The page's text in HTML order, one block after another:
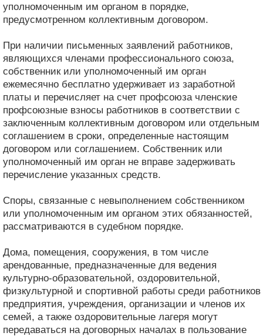
уполномоченным им органом в порядке,
предусмотренном коллективным договором.
При наличии письменных заявлений работников,
являющихся членами профессионального союза,
собственник или уполномоченный им орган
ежемесячно бесплатно удерживает из заработной
платы и перечисляет на счет профсоюза членские
профсоюзные взносы работников в соответствии с
заключенным коллективным договором или отдельным
соглашением в сроки, определенные настоящим
договором или соглашением. Собственник или
уполномоченный им орган не вправе задерживать
перечисление указанных средств.
Споры, связанные с невыполнением собственником
или уполномоченным им органом этих обязанностей,
рассматриваются в судебном порядке.
Дома, помещения, сооружения, в том числе
арендованные, предназначенные для ведения
культурно-образовательной, оздоровительной,
физкультурной и спортивной работы среди работников
предприятия, учреждения, организации и членов их
семей, а также оздоровительные лагеря могут
передаваться на договорных началах в пользование